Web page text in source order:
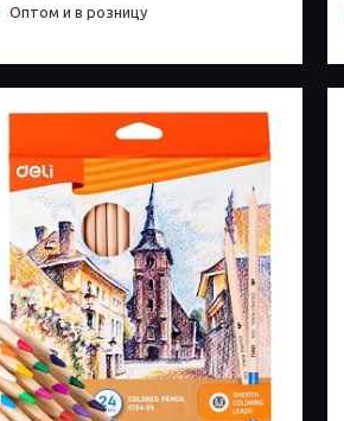
Оптом и в розницу